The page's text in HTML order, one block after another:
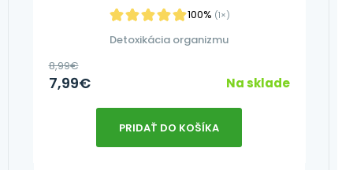
100% (1×)
Detoxikácia organizmu
8,99€
7,99€ Na sklade
PRIDAŤ DO KOŠÍKA